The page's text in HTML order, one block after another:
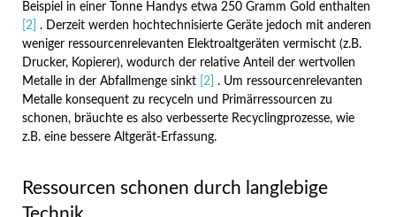
Beispiel in einer Tonne Handys etwa 250 Gramm Gold enthalten
[2] . Derzeit werden hochtechnisierte Geräte jedoch mit anderen
weniger ressourcenrelevanten Elektroaltgeräten vermischt (z.B.
Drucker, Kopierer), wodurch der relative Anteil der wertvollen
Metalle in der Abfallmenge sinkt [2] . Um ressourcenrelevanten
Metalle konsequent zu recyceln und Primärressourcen zu
schonen, bräuchte es also verbesserte Recyclingprozesse, wie
z.B. eine bessere Altgerät-Erfassung.
Ressourcen schonen durch langlebige